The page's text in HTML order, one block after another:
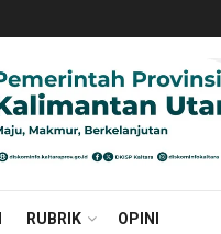
RUBRIK OPINI